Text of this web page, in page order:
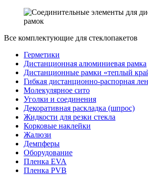
Все комплектующие для стеклопакетов
Герметики
Дистанционная алюминиевая рамка
Дистанционные рамки «теплый
Гибкая дистанционно-распорная
Молекулярное сито
Уголки и соединения
Декоративная раскладка (шпрос)
Жидкости для резки стекла
Корковые наклейки
Жалюзи
Демпферы
Оборудование
Пленка EVA
Пленка PVB